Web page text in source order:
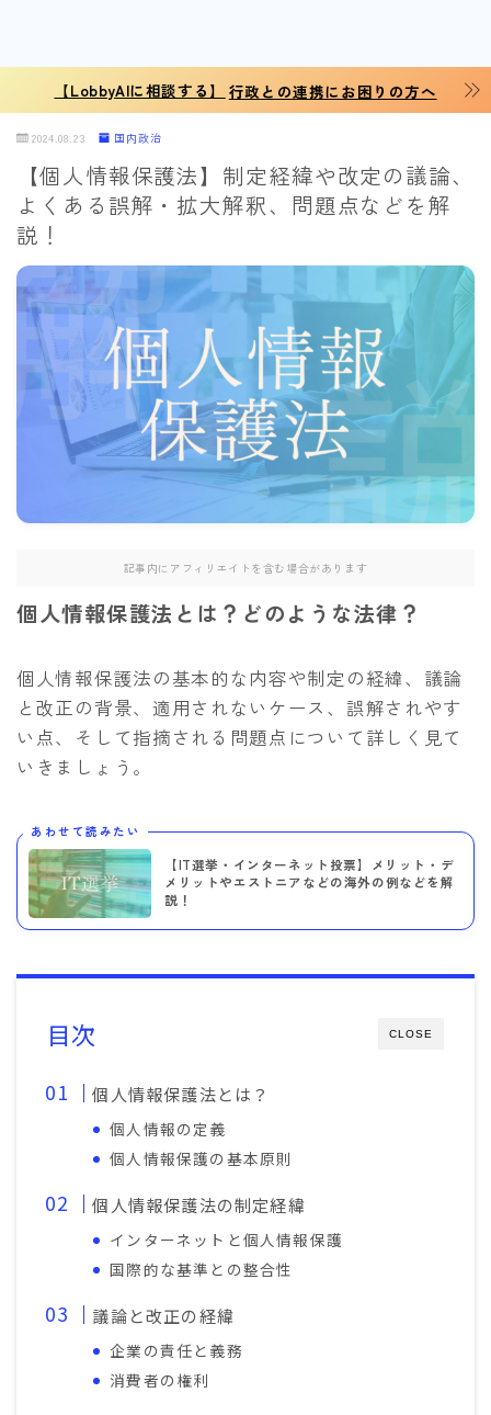
【LobbyAIに相談する】 行政との連携にお困りの方へ
2024.08.23 国内政治
【個人情報保護法】制定経緯や改定の議論、
よくある誤解・拡大解釈、問題点などを解
説！
記事内にアフィリエイトを含む場合があります
個人情報保護法とは？どのような法律？
個人情報保護法の基本的な内容や制定の経緯、議論
と改正の背景、適用されないケース、誤解されやす
い点、そして指摘される問題点について詳しく見て
いきましょう。
あわせて読みたい
【IT選挙・インターネット投票】メリット・デ
メリットやエストニアなどの海外の例などを解
説！
CLOSE
目次
個人情報保護法とは？
個人情報の定義
個人情報保護の基本原則
個人情報保護法の制定経緯
インターネットと個人情報保護
国際的な基準との整合性
議論と改正の経緯
企業の責任と義務
消費者の権利